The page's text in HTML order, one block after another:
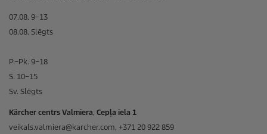
07.08. 9–13
08.08. Slēgts
P.–Pk. 9–18
S. 10–15
Sv. Slēgts
Kärcher centrs Valmiera, Cepļa iela 1
veikals.valmiera@karcher.com, +371 20 922 859